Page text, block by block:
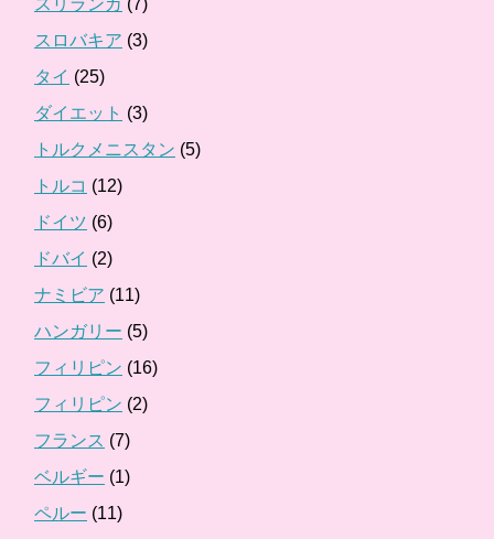
スリランカ (7)
スロバキア (3)
タイ (25)
ダイエット (3)
トルクメニスタン (5)
トルコ (12)
ドイツ (6)
ドバイ (2)
ナミビア (11)
ハンガリー (5)
フィリピン (16)
フィリピン (2)
フランス (7)
ベルギー (1)
ペルー (11)